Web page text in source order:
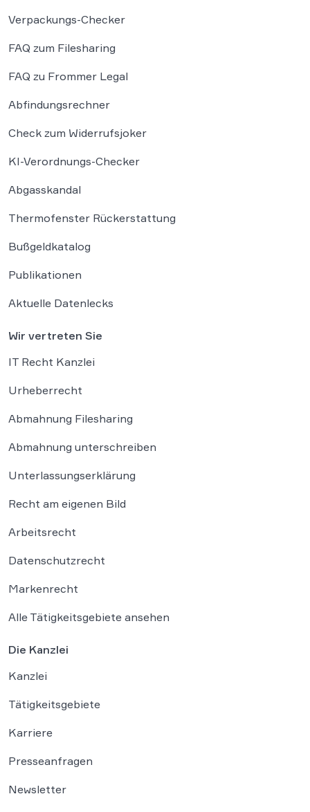
Verpackungs-Checker
FAQ zum Filesharing
FAQ zu Frommer Legal
Abfindungsrechner
Check zum Widerrufsjoker
KI-Verordnungs-Checker
Abgasskandal
Thermofenster Rückerstattung
Bußgeldkatalog
Publikationen
Aktuelle Datenlecks
Wir vertreten Sie
IT Recht Kanzlei
Urheberrecht
Abmahnung Filesharing
Abmahnung unterschreiben
Unterlassungserklärung
Recht am eigenen Bild
Arbeitsrecht
Datenschutzrecht
Markenrecht
Alle Tätigkeitsgebiete ansehen
Die Kanzlei
Kanzlei
Tätigkeitsgebiete
Karriere
Presseanfragen
Newsletter